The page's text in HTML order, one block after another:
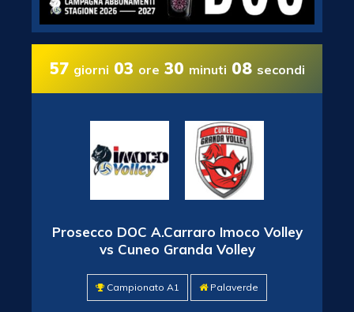
57 giorni 03 ore 30 minuti 07 secondi
Prosecco DOC A.Carraro Imoco Volley
vs Cuneo Granda Volley
Campionato A1 Palaverde